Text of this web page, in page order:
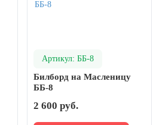
Артикул: ББ-8
Билборд на Масленицу
ББ-8
2 600 руб.